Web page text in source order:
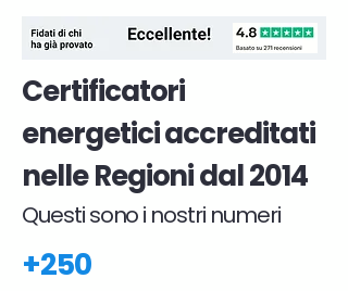
Certificatori
energetici accreditati
nelle Regioni dal 2014
Questi sono i nostri numeri
+250